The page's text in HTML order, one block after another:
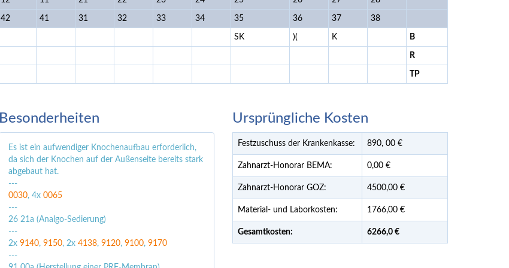
42 41 31 32 33 34 35 36 37 38
SK )( K B
R
TP
Besonderheiten
Es ist ein aufwendiger Knochenaufbau erforderlich,
da sich der Knochen auf der Außenseite bereits stark
abgebaut hat.
---
0030, 4x 0065
---
26 21a (Analgo-Sedierung)
---
2x 9140, 9150, 2x 4138, 9120, 9100, 9170
---
Ursprüngliche Kosten
Festzuschuss der Krankenkasse: 890, 00 €
Zahnarzt-Honorar BEMA: 0,00 €
Zahnarzt-Honorar GOZ: 4500,00 €
Material- und Laborkosten: 1766,00 €
Gesamtkosten: 6266,0 €